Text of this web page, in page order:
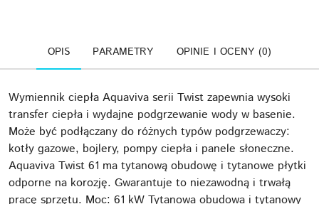
OPIS PARAMETRY OPINIE I OCENY (0)
Wymiennik ciepła Aquaviva serii Twist zapewnia wysoki
transfer ciepła i wydajne podgrzewanie wody w basenie.
Może być podłączany do różnych typów podgrzewaczy:
kotły gazowe, bojlery, pompy ciepła i panele słoneczne.
Aquaviva Twist 61 ma tytanową obudowę i tytanowe płytki
odporne na korozję. Gwarantuje to niezawodną i trwałą
pracę sprzętu. Moc: 61 kW Tytanowa obudowa i tytanowy